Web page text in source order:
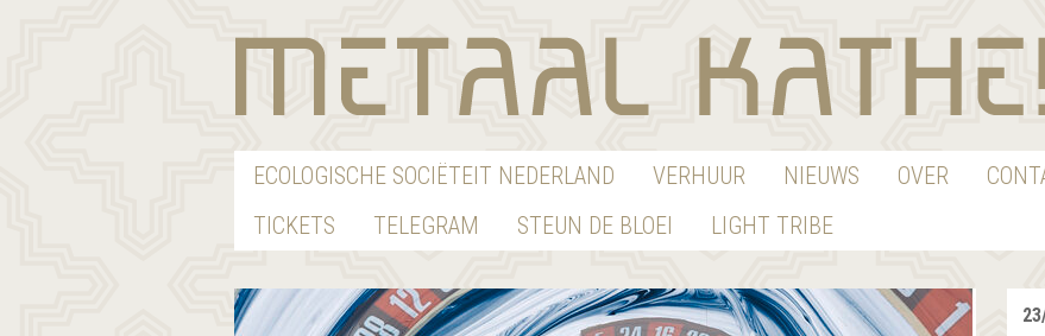
ECOLOGISCHE SOCIËTEIT NEDERLAND VERHUUR NIEUWS OVER
TICKETS
TELEGRAM STEUN DE BLOEI LIGHT TRIBE